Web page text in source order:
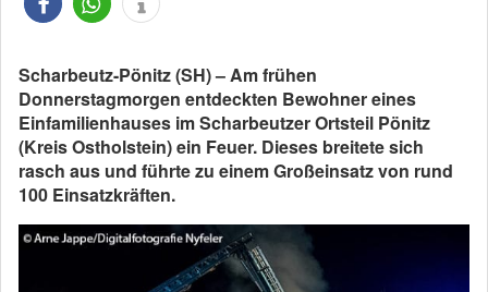
Scharbeutz-Pönitz (SH) – Am frühen
Donnerstagmorgen entdeckten Bewohner eines
Einfamilienhauses im Scharbeutzer Ortsteil Pönitz
(Kreis Ostholstein) ein Feuer. Dieses breitete sich
rasch aus und führte zu einem Großeinsatz von rund
100 Einsatzkräften.